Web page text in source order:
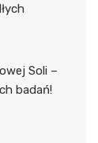
Soli –
badań!